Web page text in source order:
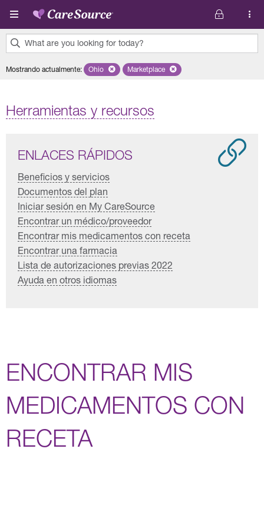
Pasar al contenido principal
What are you looking for today?
results
Mostrando actualmente: Remove selected state 'Ohio'
Ohio Remove selected plan 'Marketplace'
Marketplace
Herramientas y recursos
ENLACES RÁPIDOS
Beneficios y servicios
Documentos del plan
Iniciar sesión en My CareSource
Encontrar un médico/proveedor
Encontrar mis medicamentos con receta
Encontrar una farmacia
Lista de autorizaciones previas 2022
Ayuda en otros idiomas
ENCONTRAR MIS
MEDICAMENTOS CON
RECETA